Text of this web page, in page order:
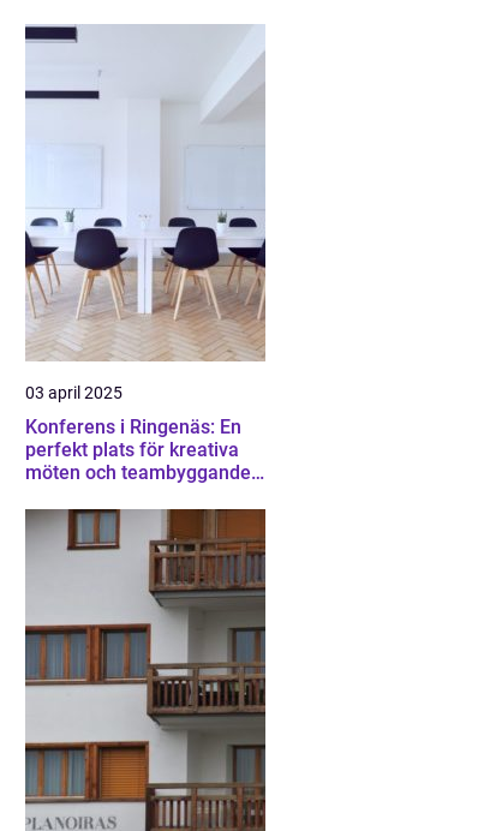
03 april 2025
Konferens i Ringenäs: En
perfekt plats för kreativa
möten och teambyggande